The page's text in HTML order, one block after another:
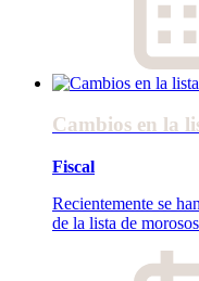
Cambios en la
Fiscal
Recientemente se
de la lista de